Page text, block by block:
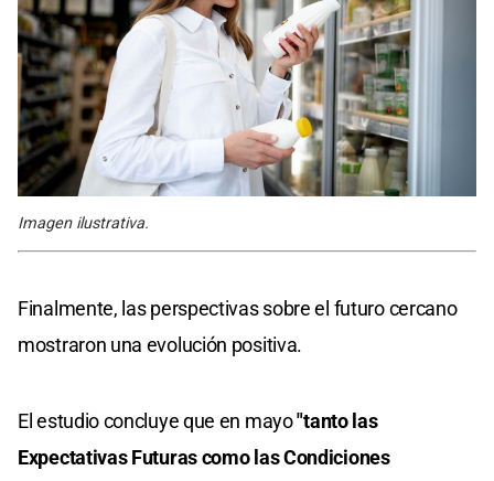
Imagen ilustrativa.
Finalmente, las perspectivas sobre el futuro cercano
mostraron una evolución positiva.
El estudio concluye que en mayo"tanto las
Expectativas Futuras como las Condiciones